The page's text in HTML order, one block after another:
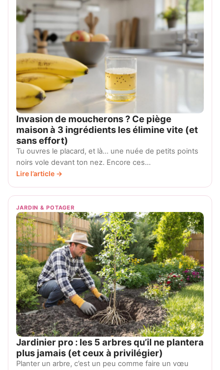
Invasion de moucherons ? Ce piège
maison à 3 ingrédients les élimine vite (et
sans effort)
Tu ouvres le placard, et là… une nuée de petits points
noirs vole devant ton nez. Encore ces…
Lire l’article →
JARDIN & POTAGER
Jardinier pro : les 5 arbres qu’il ne plantera
plus jamais (et ceux à privilégier)
Planter un arbre, c’est un peu comme faire un vœu